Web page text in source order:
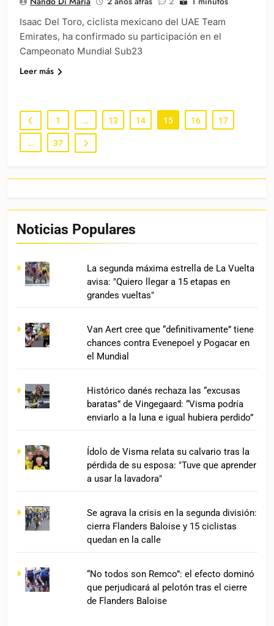
Isaac Del Toro, ciclista mexicano del UAE Team
Emirates, ha confirmado su participación en el
Campeonato Mundial Sub23
Leer más
1 … 13 14 15 16 17
… 37
Noticias Populares
La segunda máxima estrella de La Vuelta
avisa: "Quiero llegar a 15 etapas en
grandes vueltas"
Van Aert cree que “definitivamente” tiene
chances contra Evenepoel y Pogacar en
el Mundial
Histórico danés rechaza las “excusas
baratas” de Vingegaard: “Visma podría
enviarlo a la luna e igual hubiera perdido”
Ídolo de Visma relata su calvario tras la
pérdida de su esposa: "Tuve que aprender
a usar la lavadora"
Se agrava la crisis en la segunda división:
cierra Flanders Baloise y 15 ciclistas
quedan en la calle
“No todos son Remco”: el efecto dominó
que perjudicará al pelotón tras el cierre
de Flanders Baloise